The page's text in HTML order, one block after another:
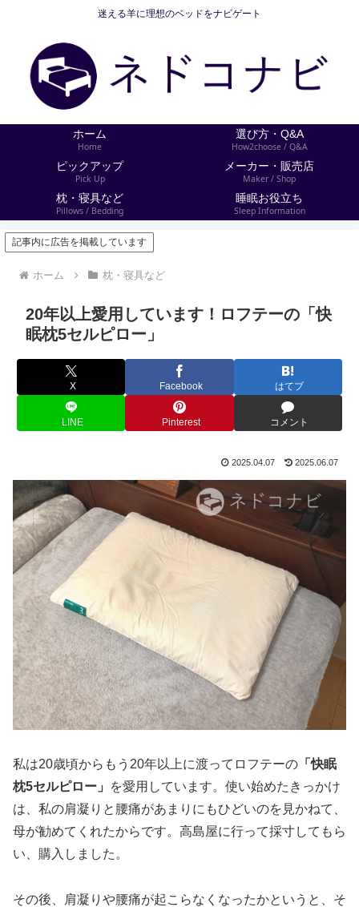
迷える羊に理想のベッドをナビゲート
ホーム
Home
選び方・Q&A
How2choose / Q&A
ピックアップ
Pick Up
メーカー・販売店
Maker / Shop
枕・寝具など
Pillows / Bedding
睡眠お役立ち
Sleep Information
記事内に広告を掲載しています
ホーム 枕・寝具など
20年以上愛用しています！ロフテーの「快
眠枕5セルピロー」
X Facebook はてブ
LINE Pinterest コメント
2025.04.07 2025.06.07
私は20歳頃からもう20年以上に渡ってロフテーの 「快眠
枕5セルピロー」
を愛用しています。使い始めたきっかけ
は、私の肩凝りと腰痛があまりにもひどいのを見かねて、
母が勧めてくれたからです。高島屋に行って採寸してもら
い、購入しました。
その後、肩凝りや腰痛が起こらなくなったかというと、そ